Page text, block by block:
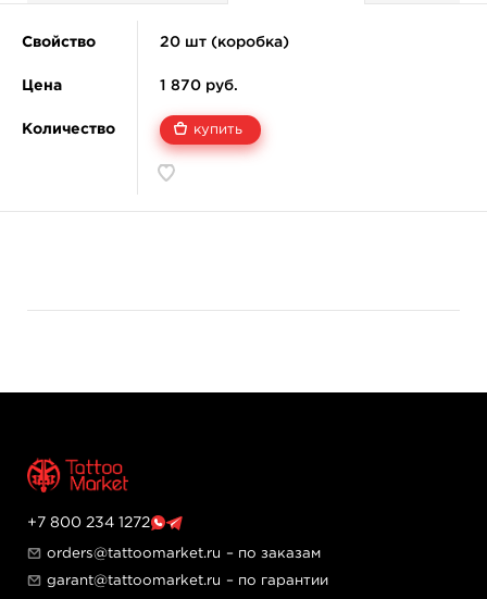
Свойство
Цена
Количество
20 шт (коробка)
1 870 руб.
купить
+7 800 234 1272
orders@tattoomarket.ru – по заказам
garant@tattoomarket.ru – по гарантии